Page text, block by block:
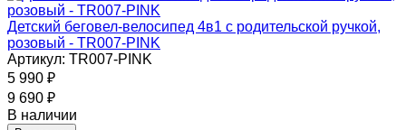
Детский беговел-велосипед 4в1 с родительской ручкой,
розовый - TR007-PINK
Артикул: TR007-PINK
5 990 ₽
9 690 ₽
В наличии